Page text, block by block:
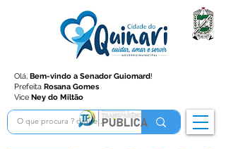
Olá, Bem-vindo a Senador Guiomard!
Prefeita Rosana Gomes
Vice Ney do Miltão